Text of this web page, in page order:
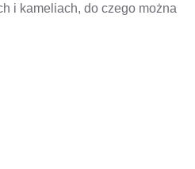
i kameliach, do czego można